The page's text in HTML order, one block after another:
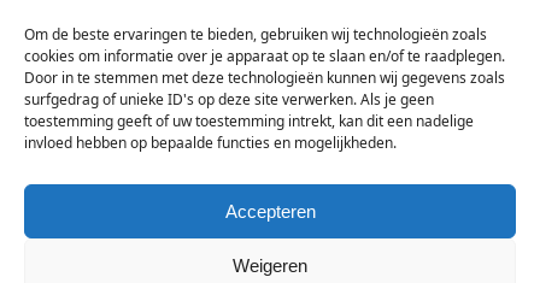
Om de beste ervaringen te bieden, gebruiken wij technologieën zoals
cookies om informatie over je apparaat op te slaan en/of te raadplegen.
Door in te stemmen met deze technologieën kunnen wij gegevens zoals
surfgedrag of unieke ID's op deze site verwerken. Als je geen
toestemming geeft of uw toestemming intrekt, kan dit een nadelige
invloed hebben op bepaalde functies en mogelijkheden.
Accepteren
Weigeren
Vul
hier
je
e-
mailadres
in
Sign Up